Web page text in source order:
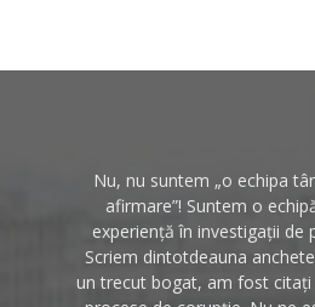
Nu, nu suntem „o echipa
afirmare”! Suntem o
experiență în investigații de
Scriem dintotdeauna
un trecut bogat, am fost